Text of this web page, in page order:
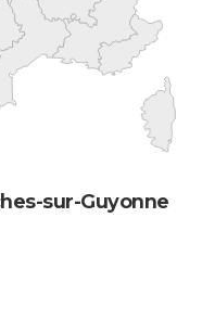
sur-Guyonne